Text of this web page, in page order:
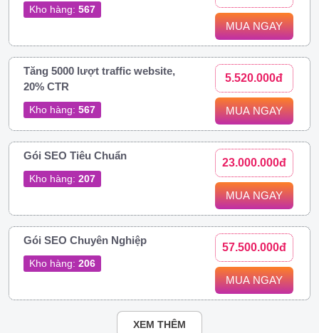
Kho hàng: 567
MUA NGAY
Tăng 5000 lượt traffic website,
20% CTR
Kho hàng: 567
5.520.000đ
MUA NGAY
Gói SEO Tiêu Chuẩn
Kho hàng: 207
23.000.000đ
MUA NGAY
Gói SEO Chuyên Nghiệp
Kho hàng: 206
57.500.000đ
MUA NGAY
XEM THÊM